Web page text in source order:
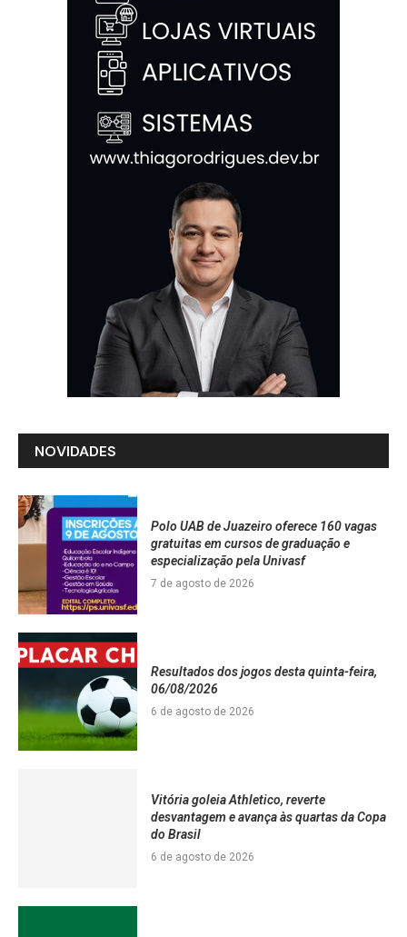
NOVIDADES
Polo UAB de Juazeiro oferece 160 vagas
gratuitas em cursos de graduação e
especialização pela Univasf
7 de agosto de 2026
Resultados dos jogos desta quinta-feira,
06/08/2026
6 de agosto de 2026
Vitória goleia Athletico, reverte
desvantagem e avança às quartas da Copa
do Brasil
6 de agosto de 2026